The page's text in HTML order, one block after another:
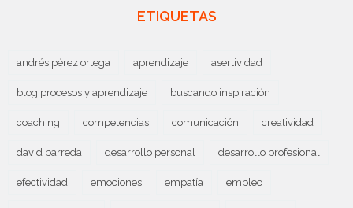
ETIQUETAS
andrés pérez ortega aprendizaje asertividad
blog procesos y aprendizaje buscando inspiración
coaching competencias comunicación creatividad
david barreda desarrollo personal desarrollo profesional
efectividad emociones empatía empleo